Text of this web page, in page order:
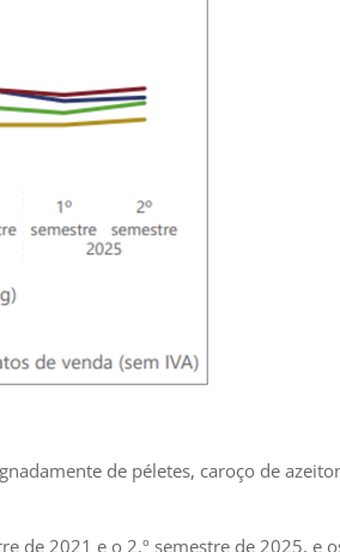
de péletes, caroço de
de 2021 e o 2.º semestre de 2025, e